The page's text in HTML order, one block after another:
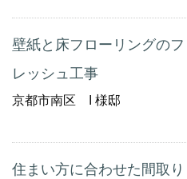
壁紙と床フローリングのフ
レッシュ工事
京都市南区 I 様邸
住まい方に合わせた間取り